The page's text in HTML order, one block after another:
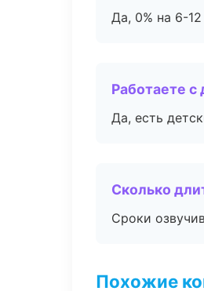
Да, 0% на 6-
Работаете с
Да, есть
Сколько
Сроки
Похожие